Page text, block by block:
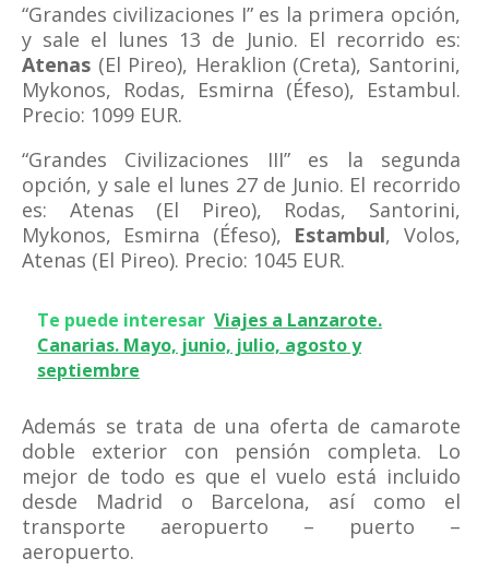
“Grandes civilizaciones I” es la primera opción,
y sale el lunes 13 de Junio. El recorrido es:
Atenas (El Pireo), Heraklion (Creta), Santorini,
Mykonos, Rodas, Esmirna (Éfeso), Estambul.
Precio: 1099 EUR.
“Grandes Civilizaciones III” es la segunda
opción, y sale el lunes 27 de Junio. El recorrido
es: Atenas (El Pireo), Rodas, Santorini,
Mykonos, Esmirna (Éfeso), Estambul, Volos,
Atenas (El Pireo). Precio: 1045 EUR.
Te puede interesar Viajes a Lanzarote.
Canarias. Mayo, junio, julio, agosto y
septiembre
Además se trata de una oferta de camarote
doble exterior con pensión completa. Lo
mejor de todo es que el vuelo está incluido
desde Madrid o Barcelona, así como el
transporte aeropuerto – puerto –
aeropuerto.